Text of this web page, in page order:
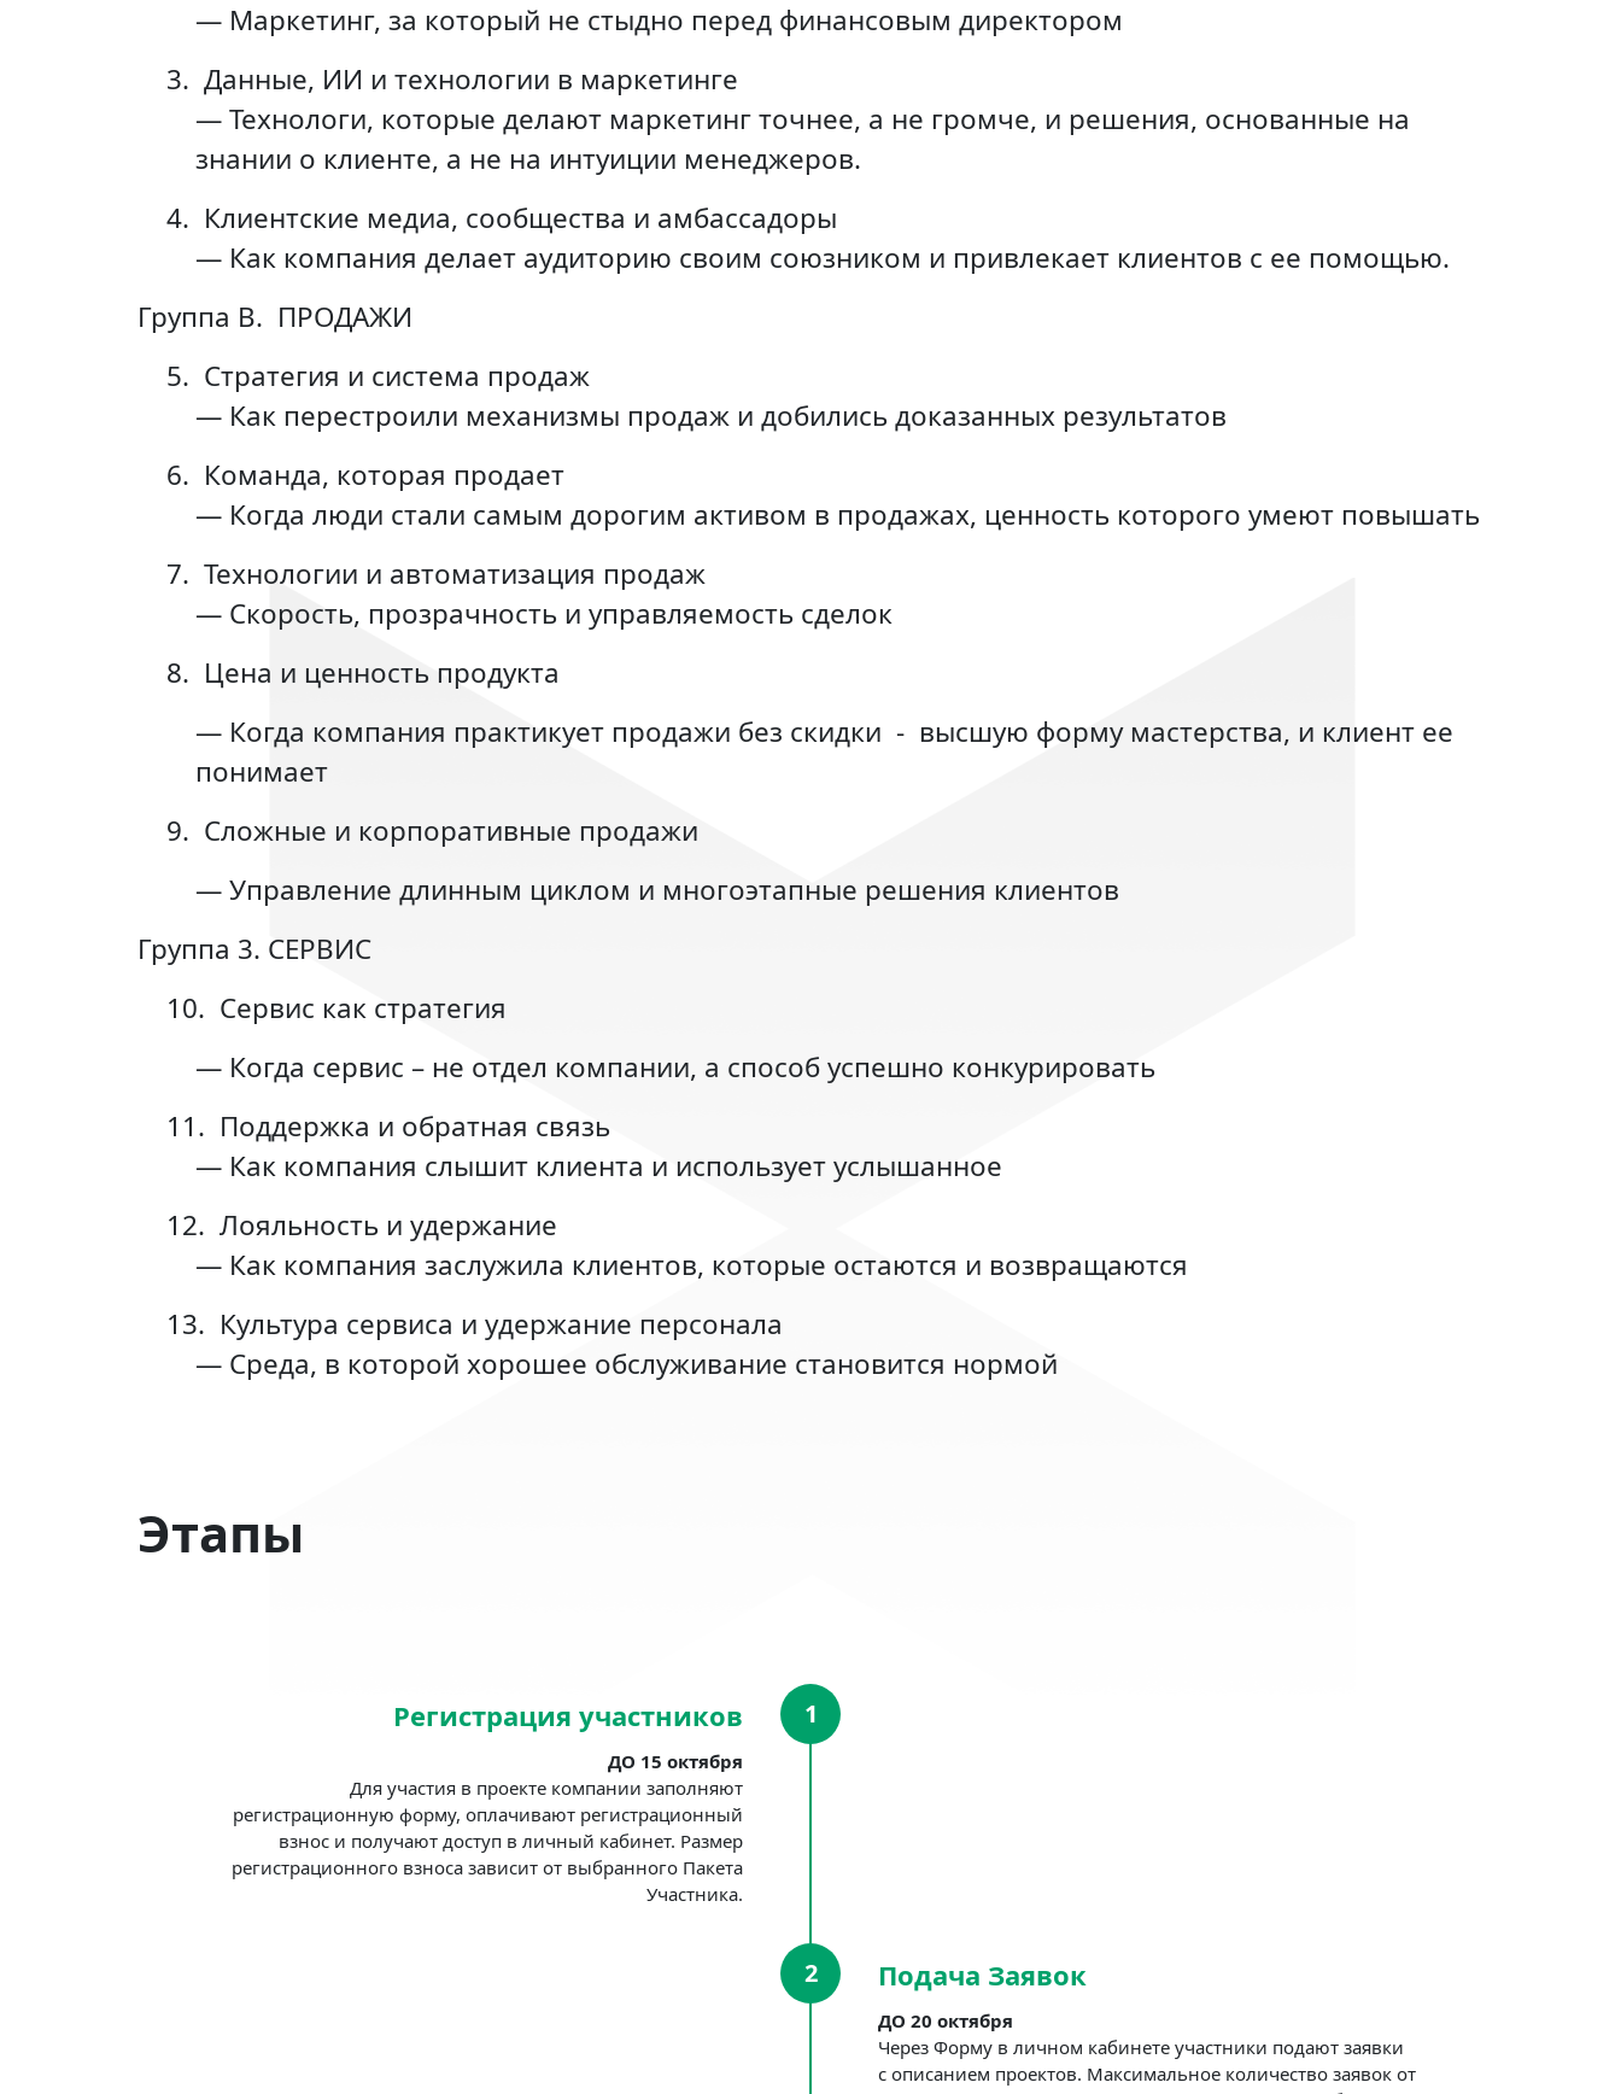
— Маркетинг, за который не стыдно перед финансовым директором
3. Данные, ИИ и технологии в маркетинге
— Технологи, которые делают маркетинг точнее, а не громче, и решения, основанные на
знании о клиенте, а не на интуиции менеджеров.
4. Клиентские медиа, сообщества и амбассадоры
— Как компания делает аудиторию своим союзником и привлекает клиентов с ее помощью.
Группа B. ПРОДАЖИ
5. Стратегия и система продаж
— Как перестроили механизмы продаж и добились доказанных результатов
6. Команда, которая продает
— Когда люди стали самым дорогим активом в продажах, ценность которого умеют повышать
7. Технологии и автоматизация продаж
— Скорость, прозрачность и управляемость сделок
8. Цена и ценность продукта
— Когда компания практикует продажи без скидки - высшую форму мастерства, и клиент ее
понимает
9. Сложные и корпоративные продажи
— Управление длинным циклом и многоэтапные решения клиентов
Группа 3. СЕРВИС
10. Сервис как стратегия
— Когда сервис – не отдел компании, а способ успешно конкурировать
11. Поддержка и обратная связь
— Как компания слышит клиента и использует услышанное
12. Лояльность и удержание
— Как компания заслужила клиентов, которые остаются и возвращаются
13. Культура сервиса и удержание персонала
— Среда, в которой хорошее обслуживание становится нормой
Этапы
1
Регистрация участников
ДО 15 октября
Для участия в проекте компании заполняют
регистрационную форму, оплачивают регистрационный
взнос и получают доступ в личный кабинет. Размер
регистрационного взноса зависит от выбранного Пакета
Участника.
2 Подача Заявок
ДО 20 октября
Через Форму в личном кабинете участники подают заявки
с описанием проектов. Максимальное количество заявок от